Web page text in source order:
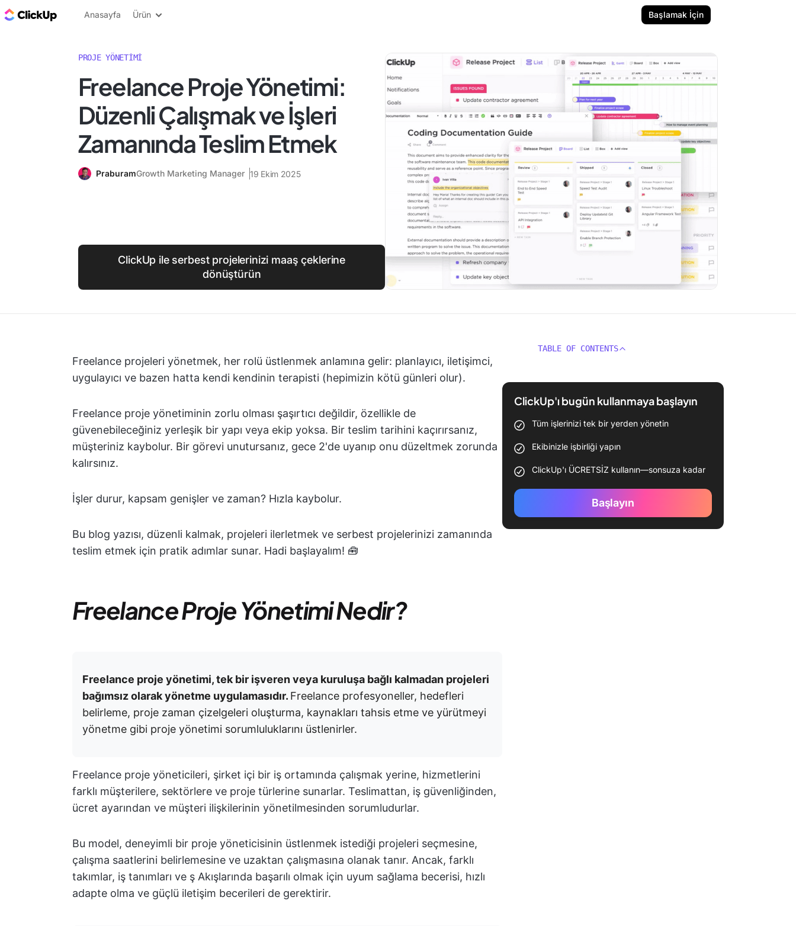
ClickUp Blog
Anasayfa Ürün Başlamak İçin
PROJE YÖNETIMI
Freelance Proje Yönetimi:
Düzenli Çalışmak ve İşleri
Zamanında Teslim Etmek
PraburamGrowth Marketing Manager 19 Ekim 2025
ClickUp ile serbest projelerinizi maaş çeklerine
dönüştürün
Freelance projeleri yönetmek, her rolü üstlenmek anlamına gelir: planlayıcı, iletişimci,
uygulayıcı ve bazen hatta kendi kendinin terapisti (hepimizin kötü günleri olur).
Freelance proje yönetiminin zorlu olması şaşırtıcı değildir, özellikle de
güvenebileceğiniz yerleşik bir yapı veya ekip yoksa. Bir teslim tarihini kaçırırsanız,
müşteriniz kaybolur. Bir görevi unutursanız, gece 2'de uyanıp onu düzeltmek zorunda
kalırsınız.
İşler durur, kapsam genişler ve zaman? Hızla kaybolur.
Bu blog yazısı, düzenli kalmak, projeleri ilerletmek ve serbest projelerinizi zamanında
teslim etmek için pratik adımlar sunar. Hadi başlayalım! 🧰
Freelance Proje Yönetimi Nedir?
Freelance proje yönetimi, tek bir işveren veya kuruluşa bağlı kalmadan projeleri
bağımsız olarak yönetme uygulamasıdır. Freelance profesyoneller, hedefleri
belirleme, proje zaman çizelgeleri oluşturma, kaynakları tahsis etme ve yürütmeyi
yönetme gibi proje yönetimi sorumluluklarını üstlenirler.
Freelance proje yöneticileri, şirket içi bir iş ortamında çalışmak yerine, hizmetlerini
farklı müşterilere, sektörlere ve proje türlerine sunarlar. Teslimattan, iş güvenliğinden,
ücret ayarından ve müşteri ilişkilerinin yönetilmesinden sorumludurlar.
Bu model, deneyimli bir proje yöneticisinin üstlenmek istediği projeleri seçmesine,
çalışma saatlerini belirlemesine ve uzaktan çalışmasına olanak tanır. Ancak, farklı
takımlar, iş tanımları ve ş Akışlarında başarılı olmak için uyum sağlama becerisi, hızlı
adapte olma ve güçlü iletişim becerileri de gerektirir.
TABLE OF CONTENTS
ClickUp'ı bugün kullanmaya başlayın
Tüm işlerinizi tek bir yerden yönetin
Ekibinizle işbirliği yapın
ClickUp'ı ÜCRETSİZ kullanın—sonsuza kadar
Başlayın